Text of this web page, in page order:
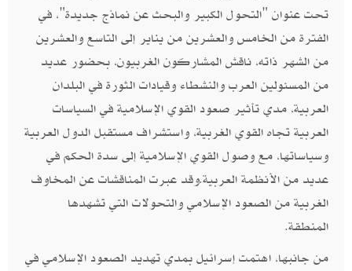
تحت عنوان‮ "‬التحول الكبير والبحث عن نماذج جديدة‮"‬،‮ ‬في
الفترة من الخامس والعشرين من يناير إلى التاسع والعشرين
من الشهر ذاته،‮ ‬ناقش المشاركون الغربيون،‮ ‬بحضور عديد
من المسئولين العرب والنشطاء وقيادات الثورة في البلدان
العربية،‮ ‬مدي تأثير صعود القوي الإسلامية في السياسات
العربية تجاه القوي الغربية، واستشراف مستقبل الدول العربية
وسياساتها،‮ ‬مع وصول القوي الإسلامية إلى سدة الحكم في
عديد من الأنظمة العربية‮.‬وقد عبرت المناقشات عن المخاوف
الغربية من الصعود الإسلامي والتحولات التي تشهدها
المنطقة‮.‬
من جانبها،‮ ‬اهتمت إسرائيل بمدي تهديد الصعود الإسلامي في